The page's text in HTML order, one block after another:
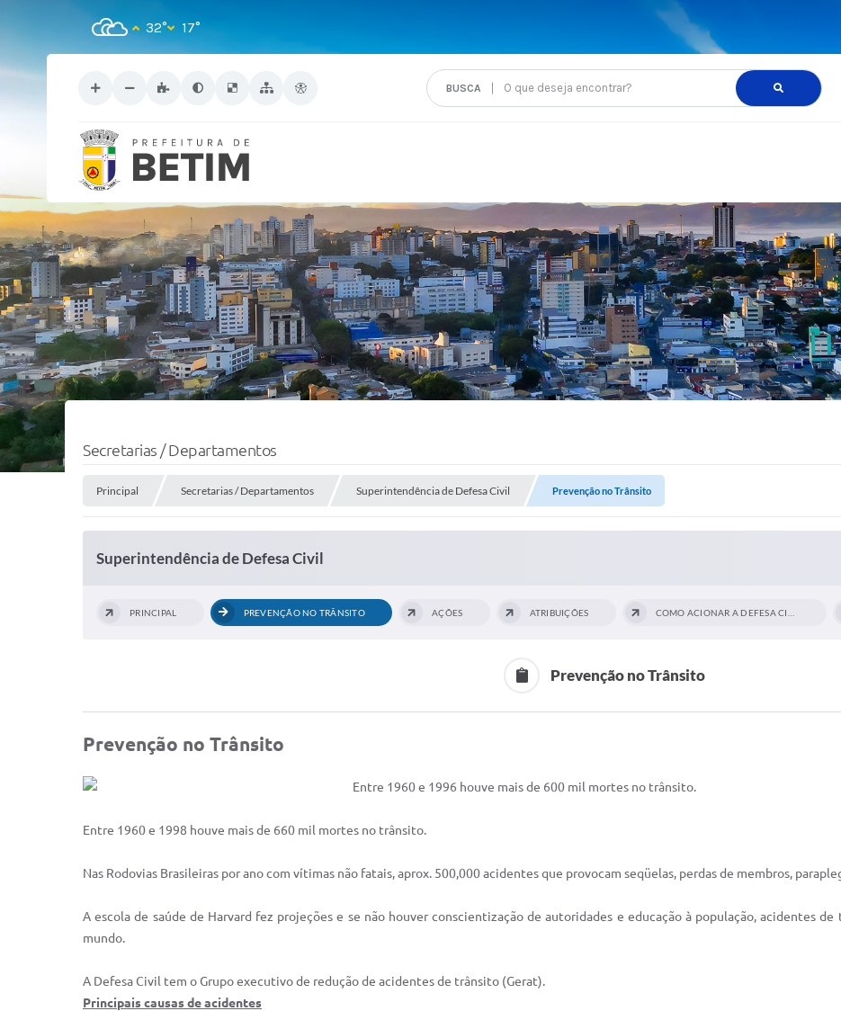
O que deseja encontrar?
32° 17°
Secretarias / Departamentos
Principal Secretarias / Departamentos Superintendência de Defesa Civil Prevenção no Trânsito
Superintendência de Defesa Civil
PRINCIPAL PREVENÇÃO NO TRÂNSITO AÇÕES ATRIBUIÇÕES
Prevenção no Trânsito
Prevenção no Trânsito
Entre 1960 e 1996 houve mais de 600 mil mortes no trânsito.
Entre 1960 e 1998 houve mais de 660 mil mortes no trânsito.
Nas Rodovias Brasileiras por ano com vítimas não fatais, aprox. 500,000 acidentes que provocam seqüelas, perdas de membros,
A escola de saúde de Harvard fez projeções e se não houver conscientização de autoridades e educação à população, acidentes
mundo.
A Defesa Civil tem o Grupo executivo de redução de acidentes de trânsito (Gerat).
Principais causas de acidentes